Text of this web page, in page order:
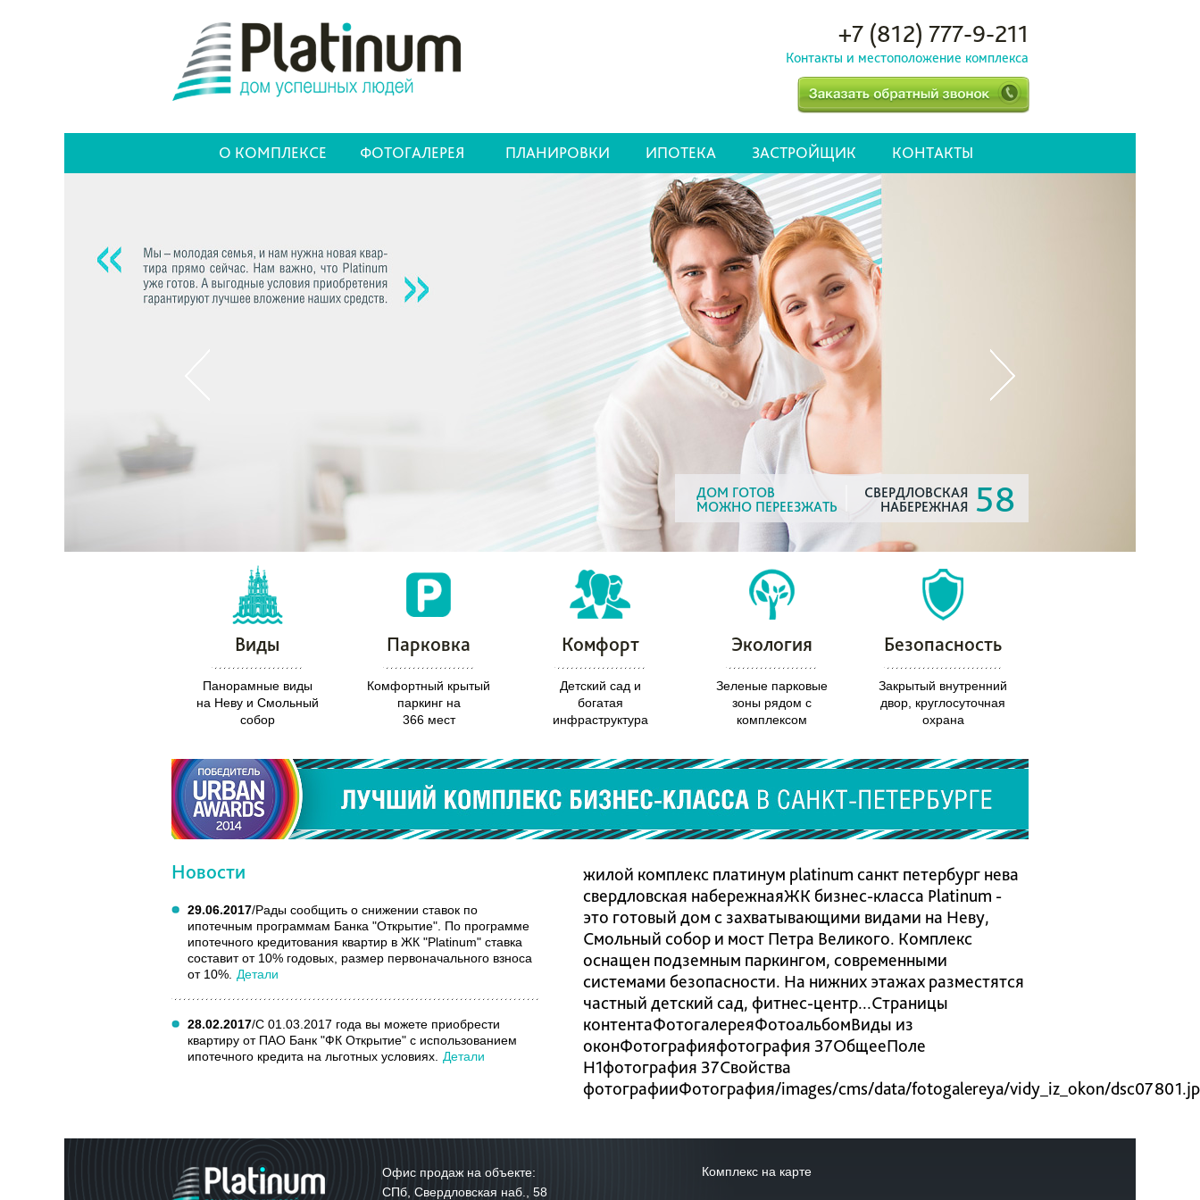
+7 (812) 777-9-211
Контакты и местоположение комплекса
О КОМПЛЕКСЕ ФОТОГАЛЕРЕЯ ПЛАНИРОВКИ ИПОТЕКА ЗАСТРОЙЩИК КОНТАКТЫ
ДОМ ГОТОВ
МОЖНО ПЕРЕЕЗЖАТЬ
СВЕРДЛОВСКАЯ
НАБЕРЕЖНАЯ 58
Виды
Панорамные виды
на Неву и Смольный
собор
Парковка
Комфортный крытый
паркинг на
366 мест
Комфорт
Детский сад и
богатая
инфраструктура
Экология
Зеленые парковые
зоны рядом с
комплексом
Безопасность
Закрытый внутренний
двор, круглосуточная
охрана
Новости
29.06.2017/Рады сообщить о снижении ставок по
ипотечным программам Банка "Открытие". По программе
ипотечного кредитования квартир в ЖК "Platinum" ставка
составит от 10% годовых, размер первоначального взноса
от 10%.
Детали
28.02.2017/С 01.03.2017 года вы можете приобрести
квартиру от ПАО Банк "ФК Открытие" с использованием
ипотечного кредита на льготных условиях.
Детали
жилой комплекс платинум platinum санкт петербург нева
свердловская набережнаяЖК бизнес-класса Platinum -
это готовый дом с захватывающими видами на Неву,
Смольный собор и мост Петра Великого. Комплекс
оснащен подземным паркингом, современными
системами безопасности. На нижних этажах разместятся
частный детский сад, фитнес-центр...Страницы
контентаФотогалереяФотоальбомВиды из
оконФотографияфотография 37ОбщееПоле
H1фотография 37Свойства
фотографииФотография/images/cms/data/fotogalereya/vidy_iz_okon/
Комплекс на карте
Офис продаж на объекте:
СПб, Свердловская наб., 58